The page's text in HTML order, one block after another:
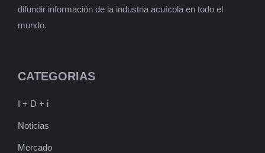
difundir información de la industria acuícola en todo el
mundo.
CATEGORIAS
I + D + i
Noticias
Mercado